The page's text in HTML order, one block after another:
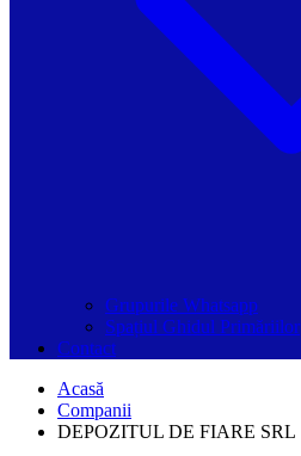
Grupurile Whatsapp
Spațiul Ghidul Primăriilor
Contact
Acasă
Companii
DEPOZITUL DE FIARE SRL